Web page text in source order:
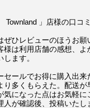
Townland 」店様の口コ
ぜひレビューのほうお願
様は利用店舗の感想、
ます。
セールでお得に購入出来
り多くもらえた。配送
気になった点はお気軽
人が確認後、投稿いたし